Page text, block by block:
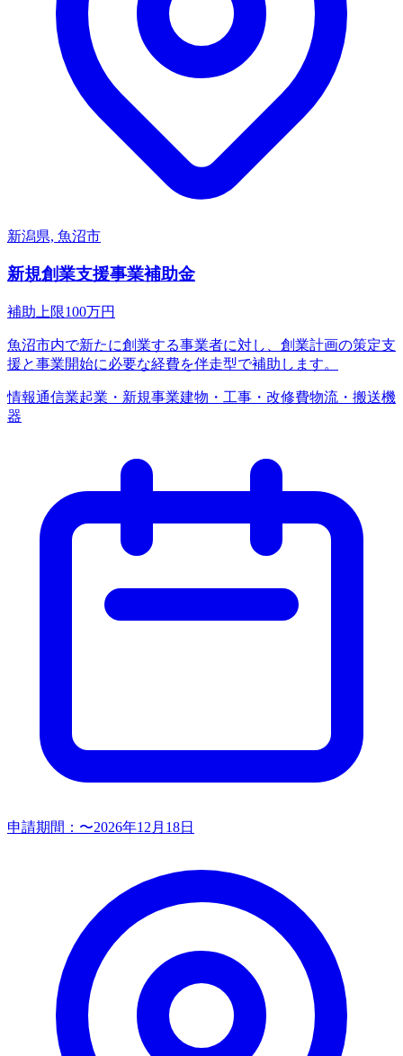
新潟県, 魚沼市
新規創業支援事業補助金
補助上限100万円
魚沼市内で新たに創業する事業者に対し、創業計画の策定支
援と事業開始に必要な経費を伴走型で補助します。
情報通信業起業・新規事業建物・工事・改修費物流・搬送機
器
申請期間： 〜2026年12月18日